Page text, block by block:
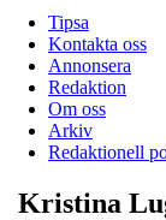
Tipsa
Kontakta oss
Annonsera
Redaktion
Om oss
Arkiv
Redaktionell
Kristina